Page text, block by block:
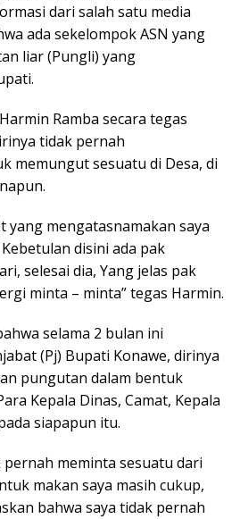
dari salah satu media
ada sekelompok ASN yang
liar (Pungli) yang
Ramba secara tegas
tidak pernah
memungut sesuatu di Desa, di
yang mengatasnamakan saya
disini ada pak
selesai dia, Yang jelas pak
minta – minta” tegas Harmin.
selama 2 bulan ini
(Pj) Bupati Konawe, dirinya
pungutan dalam bentuk
Kepala Dinas, Camat, Kepala
siapapun itu.
pernah meminta sesuatu dari
makan saya masih cukup,
bahwa saya tidak pernah